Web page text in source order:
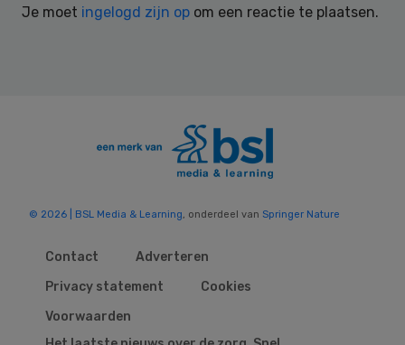
Je moet ingelogd zijn op om een reactie te plaatsen.
© 2026 | BSL Media & Learning, onderdeel van Springer Nature
Contact
Adverteren
Privacy statement
Cookies
Voorwaarden